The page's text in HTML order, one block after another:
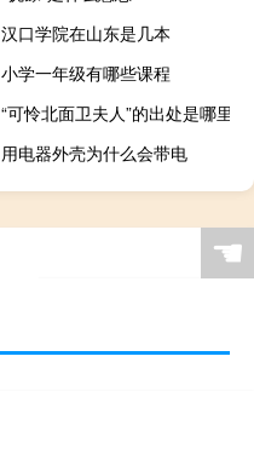
汉口学院在山东是几本
小学一年级有哪些课程
“可怜北面卫夫人”的出处是哪里
用电器外壳为什么会带电
☚